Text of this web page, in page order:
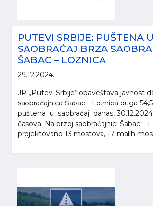
PUTEVI SRBIJE: PUŠTENA U
SAOBRAĆAJ BRZA
ŠABAC – LOZNICA
29.12.2024.
JP „Putevi Srbije“ obaveštava javnost
saobraćajnica Šabac - Loznica duga
puštena u saobraćaj danas,
časova. Na brzoj saobraćajnici Šabac –
projektovano 13 mostova, 17 malih